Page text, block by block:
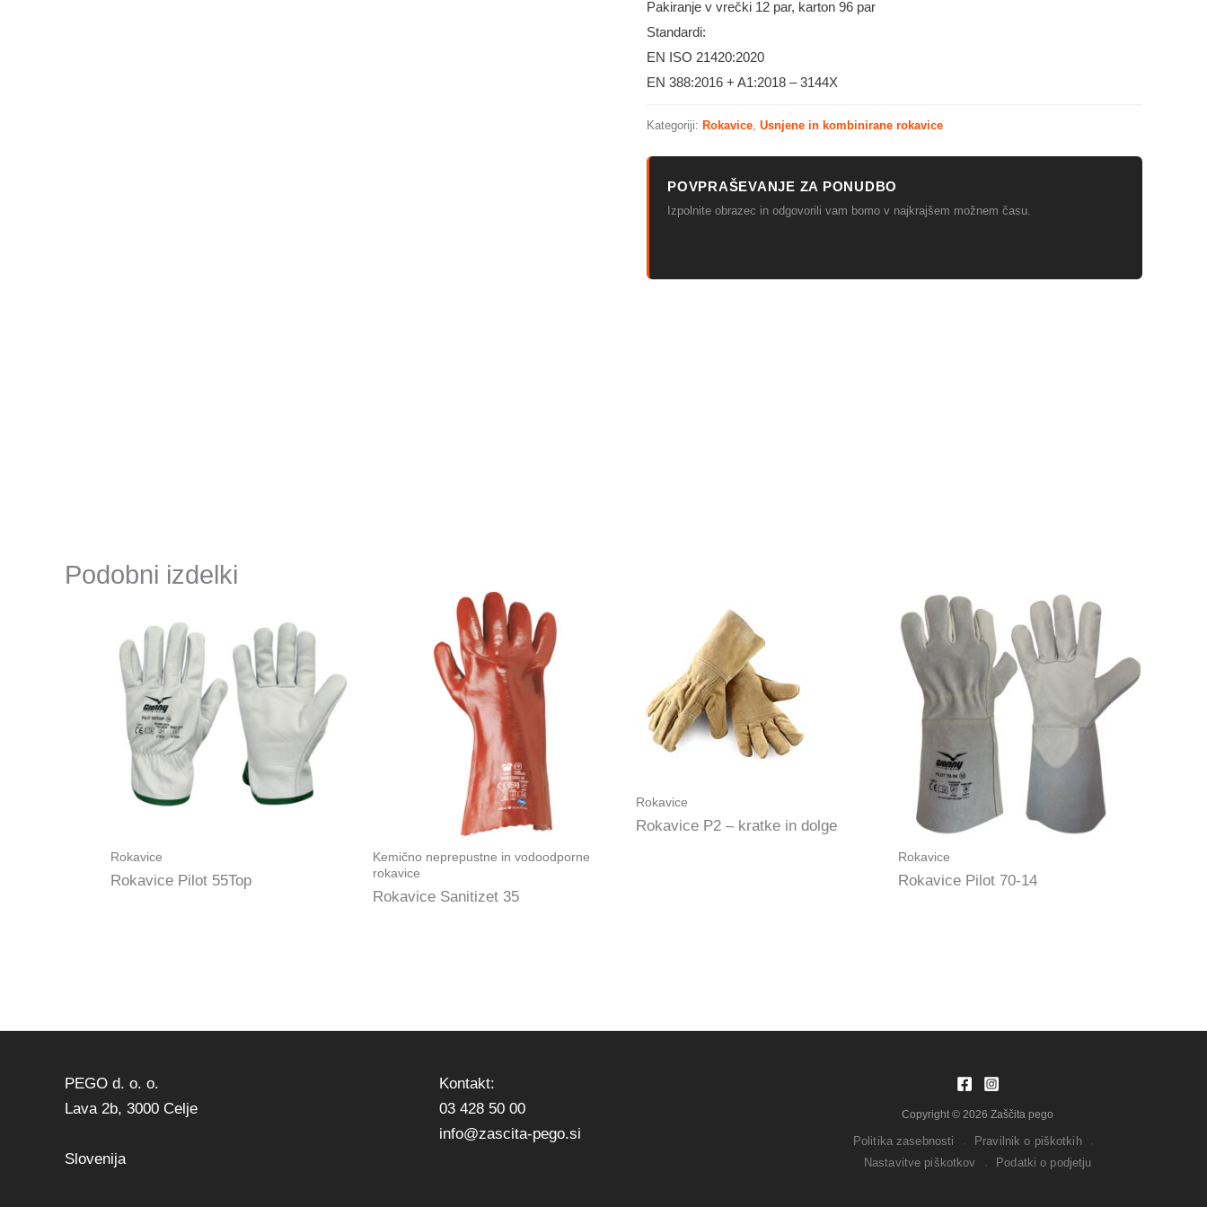
Pakiranje v vrečki 12 par, karton 96 par
Standardi:
EN ISO 21420:2020
EN 388:2016 + A1:2018 – 3144X
Kategoriji: Rokavice Usnjene in kombinirane rokavice
POVPRAŠEVANJE ZA PONUDBO
Izpolnite obrazec in odgovorili vam bomo v najkrajšem možnem času.
Podobni izdelki
Rokavice
Rokavice Pilot 55Top
Kemično neprepustne in vodoodporne
rokavice
Rokavice Sanitizet 35
Rokavice
Rokavice P2 – kratke in dolge
Rokavice
Rokavice Pilot 70-14
PEGO d. o. o.
Lava 2b, 3000 Celje
Slovenija
Kontakt:
03 428 50 00
info@zascita-pego.si
Copyright © 2026 Zaščita pego
Politika zasebnosti · Pravilnik o piškotkih
·
Nastavitve piškotkov
· Podatki o podjetju